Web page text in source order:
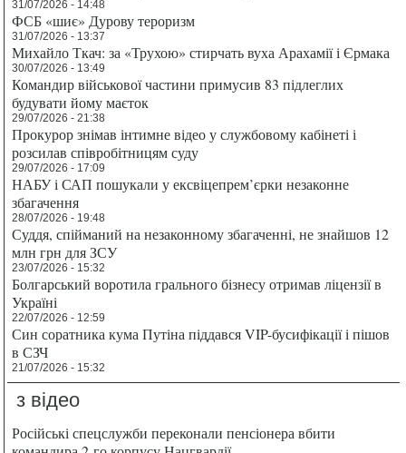
31/07/2026 - 14:48
ФСБ «шиє» Дурову тероризм
31/07/2026 - 13:37
Михайло Ткач: за «Трухою» стирчать вуха Арахамії і Єрмака
30/07/2026 - 13:49
Командир військової частини примусив 83 підлеглих
будувати йому маєток
29/07/2026 - 21:38
Прокурор знімав інтимне відео у службовому кабінеті і
розсилав співробітницям суду
29/07/2026 - 17:09
НАБУ і САП пошукали у ексвіцепрем’єрки незаконне
збагачення
28/07/2026 - 19:48
Суддя, спійманий на незаконному збагаченні, не знайшов 12
млн грн для ЗСУ
23/07/2026 - 15:32
Болгарський воротила грального бізнесу отримав ліцензії в
Україні
22/07/2026 - 12:59
Син соратника кума Путіна піддався VIP-бусифікації і пішов
в СЗЧ
21/07/2026 - 15:32
з відео
Російські спецслужби переконали пенсіонера вбити